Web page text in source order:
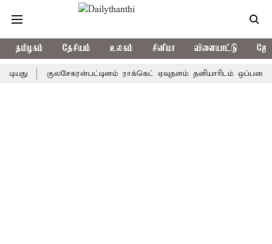
தமிழகம் தேசியம் உலகம் சினிமா விளையாட்டு
குலசேகரன்பட்டினம் ராக்கெட் ஏவுதளம் தனியாரிடம் ஒப்படைப்பா?